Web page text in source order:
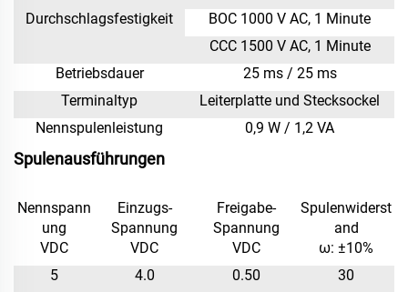
Durchschlagsfestigkeit
BOC 1000 V AC, 1 Minute
CCC 1500 V AC, 1 Minute
Betriebsdauer
25 ms / 25 ms
Terminaltyp
Leiterplatte und Stecksockel
Nennspulenleistung
0,9 W / 1,2 VA
Spulenausführungen
Nennspann
ung
VDC
Einzugs-
Spannung
VDC
Freigabe-
Spannung
VDC
Spulenwiderst
and
ω: ±10%
5
4.0 0.50
30